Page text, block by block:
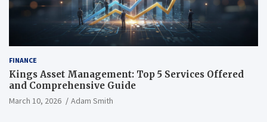
FINANCE
Kings Asset Management: Top 5 Services Offered
and Comprehensive Guide
March 10, 2026 Adam Smith